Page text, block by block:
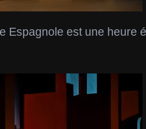
Espagnole est une heure